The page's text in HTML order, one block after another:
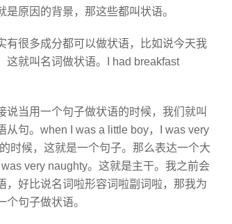
原因的背景，那这些都叫状语。
有很多成分都可以做状语，比如说今天我
这就叫名词做状语。I had breakfast
当用一个句子做状语的时候，我们就叫
句。when I was a little boy，I was very
时候，这就是一个句子。那么表达一个大
very naughty。这就是主干。我之前会
，好比说名词啦形容词啦副词啦，那我为
句子做状语。